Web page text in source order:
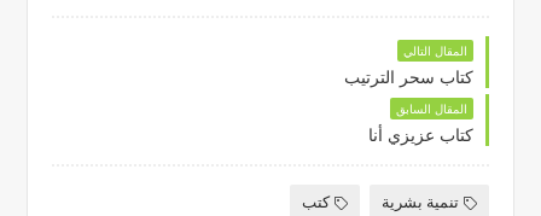
المقال التالي
كتاب سحر الترتيب
المقال السابق
كتاب عزيزي أنا
تنمية بشرية كتب